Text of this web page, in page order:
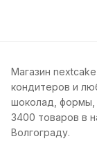
Магазин
кондитеров и
шоколад, формы,
3400 товаров в
Волгограду.